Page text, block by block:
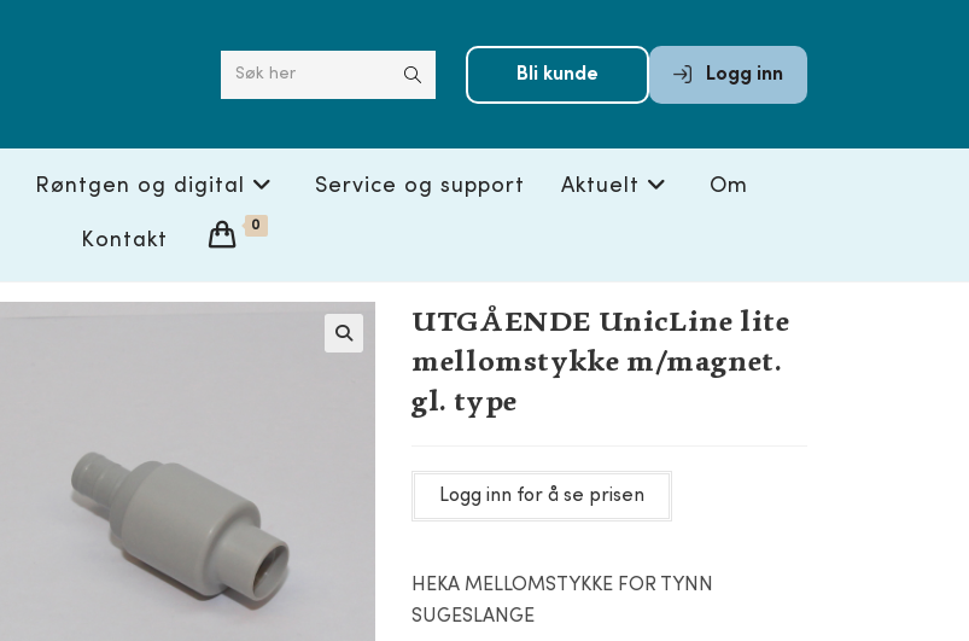
Søk her Bli kunde Logg inn
Røntgen og digital Service og support Aktuelt Om
Kontakt
0
UTGÅENDE UnicLine lite
mellomstykke m/magnet.
gl. type
Logg inn for å se prisen
HEKA MELLOMSTYKKE FOR TYNN
SUGESLANGE